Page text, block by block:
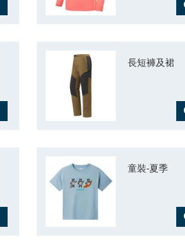
長短褲及裙
童裝-夏季